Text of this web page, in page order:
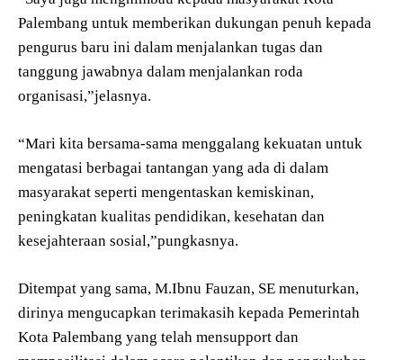
Palembang untuk memberikan dukungan penuh kepada
pengurus baru ini dalam menjalankan tugas dan
tanggung jawabnya dalam menjalankan roda
organisasi,”jelasnya.
“Mari kita bersama-sama menggalang kekuatan untuk
mengatasi berbagai tantangan yang ada di dalam
masyarakat seperti mengentaskan kemiskinan,
peningkatan kualitas pendidikan, kesehatan dan
kesejahteraan sosial,”pungkasnya.
Ditempat yang sama, M.Ibnu Fauzan, SE menuturkan,
dirinya mengucapkan terimakasih kepada Pemerintah
Kota Palembang yang telah mensupport dan